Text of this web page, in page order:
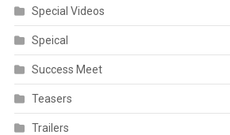
Special Videos
Speical
Success Meet
Teasers
Trailers